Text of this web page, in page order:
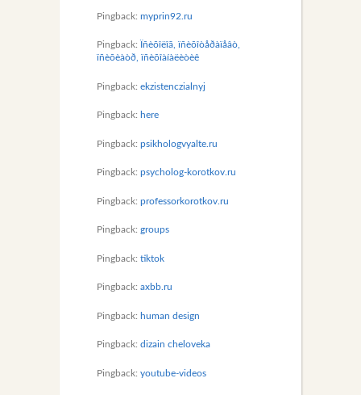
Pingback: myprin92.ru
Pingback: Ïñèõîëîã, ïñèõîòåðàïåâò,
ïñèõèàòð, ïñèõîàíàëèòèê
Pingback: ekzistenczialnyj
Pingback: here
Pingback: psikhologvyalte.ru
Pingback: psycholog-korotkov.ru
Pingback: professorkorotkov.ru
Pingback: groups
Pingback: tiktok
Pingback: axbb.ru
Pingback: human design
Pingback: dizain cheloveka
Pingback: youtube-videos